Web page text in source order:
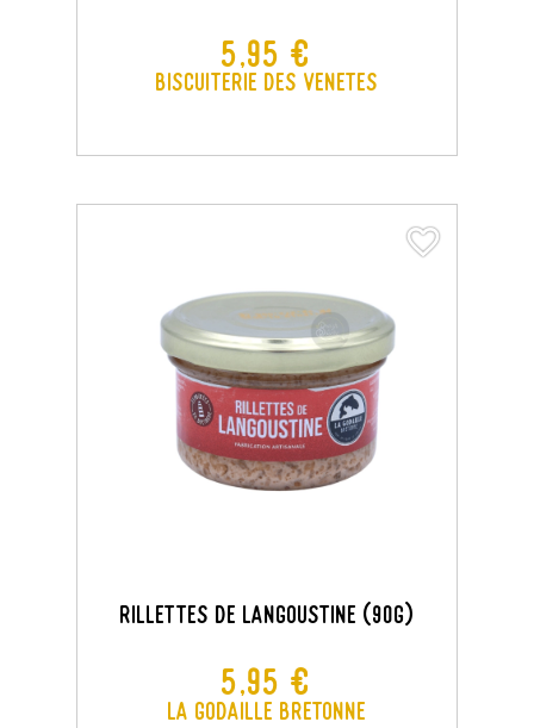
Prix
5,95 €
Biscuiterie des Venetes
Rillettes De Langoustine (90g)
Prix
5,95 €
La Godaille Bretonne
favorite_border
favorite_border